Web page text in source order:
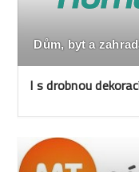
Dům, byt a
I s drobnou